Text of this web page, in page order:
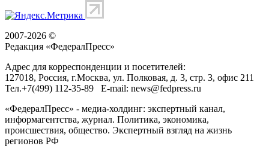
2007-2026 ©
Редакция «ФедералПресс»
Адрес для корреспонденции и посетителей:
127018, Россия, г.Москва, ул. Полковая, д. 3, стр. 3, офис 211
Тел.+7(499) 112-35-89 E-mail: news@fedpress.ru
«ФедералПресс» - медиа-холдинг: экспертный канал,
информагентства, журнал. Политика, экономика,
происшествия, общество. Экспертный взгляд на жизнь
регионов РФ